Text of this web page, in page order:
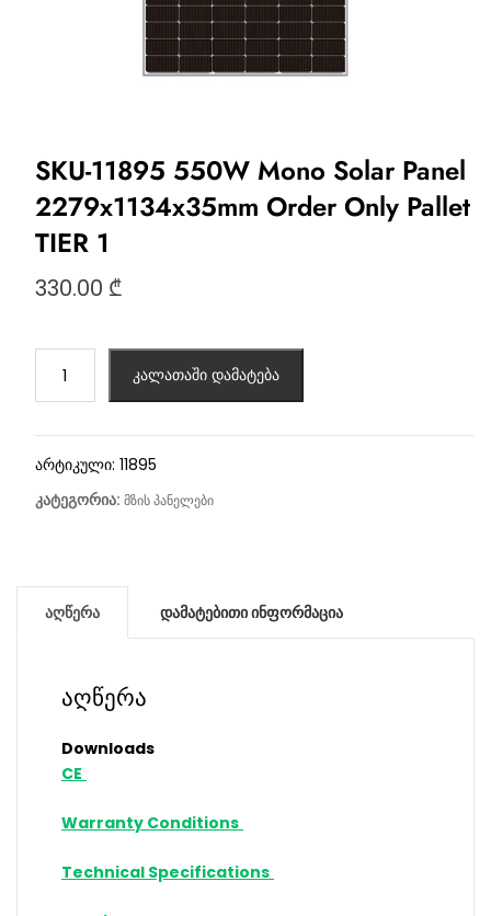
SKU-11895 550W Mono Solar Panel
2279x1134x35mm Order Only Pallet
TIER 1
330.00 ₾
კალათაში დამატება
არტიკული: 11895
კატეგორია: მზის პანელები
აღწერა დამატებითი ინფორმაცია
აღწერა
Downloads
CE
Warranty Conditions
Technical Specifications